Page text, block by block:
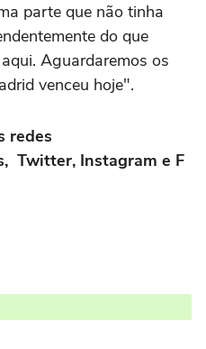
parte que não tinha
do que
Aguardaremos os
venceu hoje".
redes
Twitter, Instagram e F